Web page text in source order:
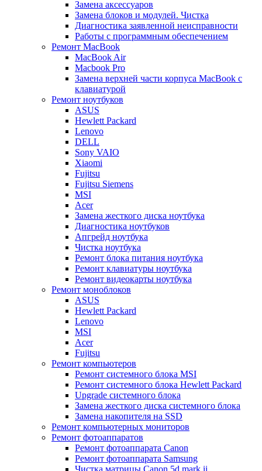
Замена аксессуаров
Замена блоков и модулей. Чистка
Диагностика заявленной неисправности
Работы с программным обеспечением
Ремонт MacBook
MacBook Air
Macbook Pro
Замена верхней части корпуса MacBook с
клавиатурой
Ремонт ноутбуков
ASUS
Hewlett Packard
Lenovo
DELL
Sony VAIO
Xiaomi
Fujitsu
Fujitsu Siemens
MSI
Acer
Замена жесткого диска ноутбука
Диагностика ноутбуков
Апгрейд ноутбука
Чистка ноутбука
Ремонт блока питания ноутбука
Ремонт клавиатуры ноутбука
Ремонт видеокарты ноутбука
Ремонт моноблоков
ASUS
Hewlett Packard
Lenovo
MSI
Acer
Fujitsu
Ремонт компьютеров
Ремонт системного блока MSI
Ремонт системного блока Hewlett Packard
Upgrade системного блока
Замена жесткого диска системного блока
Замена накопителя на SSD
Ремонт компьютерных мониторов
Ремонт фотоаппаратов
Ремонт фотоаппарата Canon
Ремонт фотоаппарата Samsung
Чистка матрицы Canon 5d mark ii